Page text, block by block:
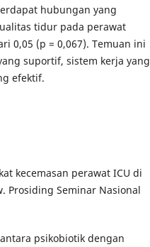
hubungan yang
tidur pada perawat
0,05 (p = 0,067). Temuan ini
suportif, sistem kerja yang
efektif.
kecemasan perawat ICU di
Prosiding Seminar Nasional
psikobiotik dengan